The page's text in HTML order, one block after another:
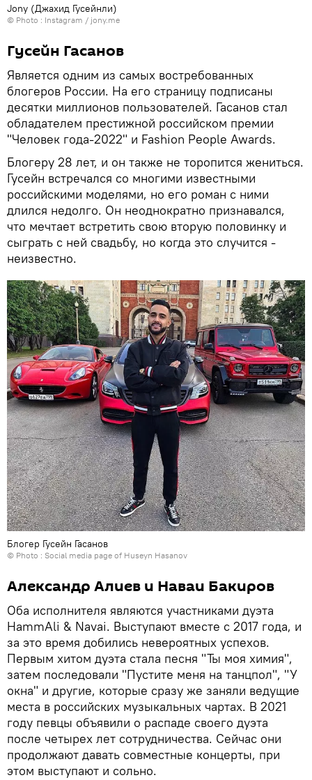
Jony (Джахид Гусейнли)
© Photo : Instagram / jony.me
Гусейн Гасанов
Является одним из самых востребованных
блогеров России. На его страницу подписаны
десятки миллионов пользователей. Гасанов стал
обладателем престижной российском премии
"Человек года-2022" и Fashion People Awards.
Блогеру 28 лет, и он также не торопится жениться.
Гусейн встречался со многими известными
российскими моделями, но его роман с ними
длился недолго. Он неоднократно признавался,
что мечтает встретить свою вторую половинку и
сыграть с ней свадьбу, но когда это случится -
неизвестно.
Блогер Гусейн Гасанов
© Photo : Social media page of Huseyn Hasanov
Александр Алиев и Наваи Бакиров
Оба исполнителя являются участниками дуэта
HammAli & Navai. Выступают вместе с 2017 года, и
за это время добились невероятных успехов.
Первым хитом дуэта стала песня "Ты моя химия",
затем последовали "Пустите меня на танцпол", "У
окна" и другие, которые сразу же заняли ведущие
места в российских музыкальных чартах. В 2021
году певцы объявили о распаде своего дуэта
после четырех лет сотрудничества. Сейчас они
продолжают давать совместные концерты, при
этом выступают и сольно.